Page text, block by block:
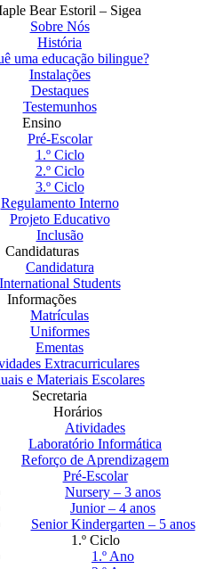
Bear Estoril – Sigea
Sobre Nós
História
uma educação bilingue?
Instalações
Destaques
Testemunhos
Ensino
Pré-Escolar
1.º Ciclo
2.º Ciclo
3.º Ciclo
Regulamento Interno
Projeto Educativo
Inclusão
Candidaturas
Candidatura
International Students
Informações
Matrículas
Uniformes
Ementas
Extracurriculares
e Materiais Escolares
Secretaria
Horários
Atividades
Laboratório Informática
Reforço de Aprendizagem
Pré-Escolar
Nursery – 3 anos
Junior – 4 anos
Senior Kindergarten – 5 anos
1.º Ciclo
1.º Ano